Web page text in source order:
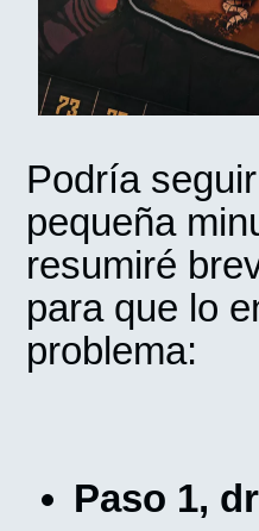
Podría
pequeña
resumiré
para que lo
problema:
Paso 1,